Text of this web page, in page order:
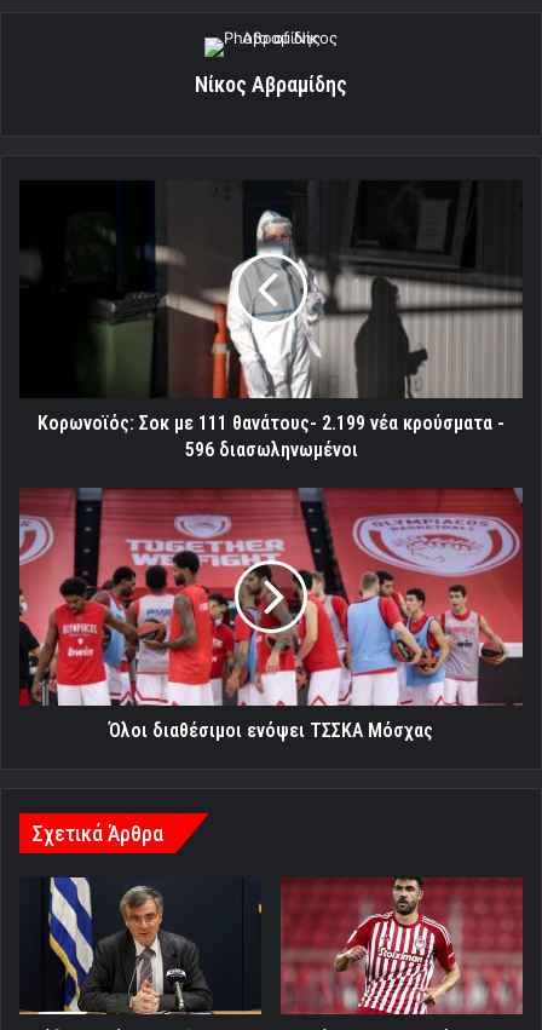
Νίκος Αβραμίδης
-
596Κορωνοϊός: Σοκ με 111 θανάτους- 2.199 νέα κρούσματα -
596 διασωληνωμένοι
διαθέσιμοι
ενόψει
ΤΣΣΚΑ
Μόσχας
Όλοι διαθέσιμοι ενόψει ΤΣΣΚΑ Μόσχας
Σχετικά Άρθρα